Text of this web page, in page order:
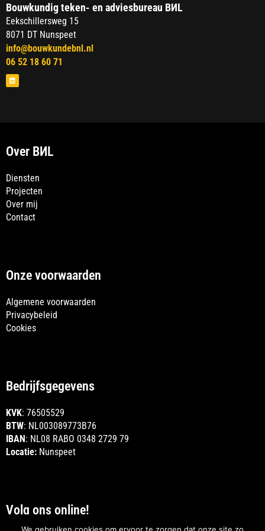
Bouwkundig teken- en adviesbureau BИL
Eekschillersweg 15
8071 DT Nunspeet
info@bouwkundebnl.nl
06 52 18 60 71
L
i
n
Over BИL
Diensten
Projecten
Over mij
Contact
Onze voorwaarden
Algemene voorwaarden
Privacybeleid
Cookies
Bedrijfsgegevens
KVK: 76505529
BTW: NL003089773B76
IBAN: NL08 RABO 0348 2729 79
Locatie: Nunspeet
Volg ons online!